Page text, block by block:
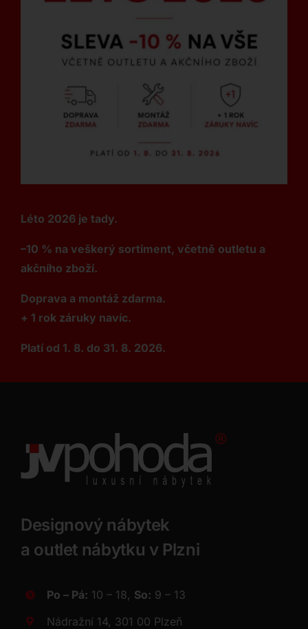
Léto 2026 je tady.
–10 % na veškerý sortiment, včetně outletu a
akčního zboží.
Doprava a montáž zdarma.
+ 1 rok záruky navíc.
Platí od 1. 8. do 31. 8. 2026.
Designový nábytek
a outlet nábytku v Plzni
Po – Pá: 10 – 18, So: 9 – 13
Nádražní 14, 301 00 Plzeň